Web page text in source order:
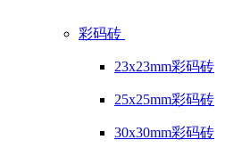
彩码砖
23x23mm彩码砖
25x25mm彩码砖
30x30mm彩码砖